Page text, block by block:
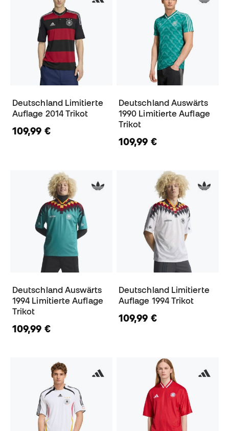
Deutschland Limitierte
Auflage 2014 Trikot
109,99 €
Deutschland Auswärts
1990 Limitierte Auflage
Trikot
109,99 €
Deutschland Auswärts
1994 Limitierte Auflage
Trikot
109,99 €
Deutschland Limitierte
Auflage 1994 Trikot
109,99 €